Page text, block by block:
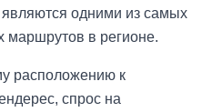
одними из самых
маршрутов в регионе.
расположению к
спрос на